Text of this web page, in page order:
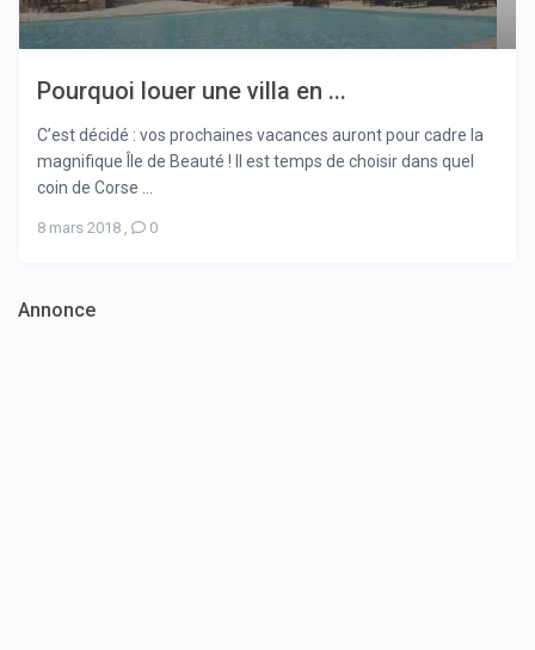
Pourquoi louer une villa en ...
C’est décidé : vos prochaines vacances auront pour cadre la
magnifique Île de Beauté ! Il est temps de choisir dans quel
coin de Corse ...
8 mars 2018 , 0
Annonce